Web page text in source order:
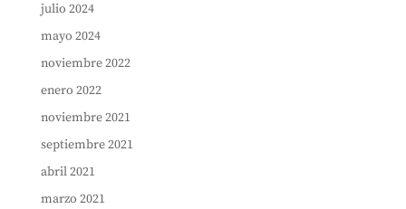
julio 2024
mayo 2024
noviembre 2022
enero 2022
noviembre 2021
septiembre 2021
abril 2021
marzo 2021